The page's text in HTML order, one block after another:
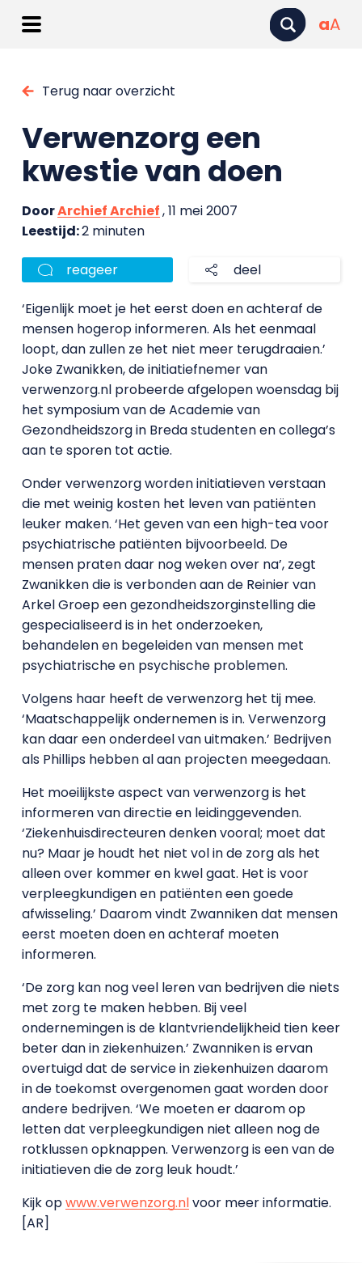
aA
Terug naar overzicht
Verwenzorg een
kwestie van doen
DoorArchief Archief, 11 mei 2007
Leestijd:2 minuten
reageer deel
‘Eigenlijk moet je het eerst doen en achteraf de
mensen hogerop informeren. Als het eenmaal
loopt, dan zullen ze het niet meer terugdraaien.’
Joke Zwanikken, de initiatiefnemer van
verwenzorg.nl probeerde afgelopen woensdag bij
het symposium van de Academie van
Gezondheidszorg in Breda studenten en collega’s
aan te sporen tot actie.
Onder verwenzorg worden initiatieven verstaan
die met weinig kosten het leven van patiënten
leuker maken. ‘Het geven van een high-tea voor
psychiatrische patiënten bijvoorbeeld. De
mensen praten daar nog weken over na’, zegt
Zwanikken die is verbonden aan de Reinier van
Arkel Groep een gezondheidszorginstelling die
gespecialiseerd is in het onderzoeken,
behandelen en begeleiden van mensen met
psychiatrische en psychische problemen.
Volgens haar heeft de verwenzorg het tij mee.
‘Maatschappelijk ondernemen is in. Verwenzorg
kan daar een onderdeel van uitmaken.’ Bedrijven
als Phillips hebben al aan projecten meegedaan.
Het moeilijkste aspect van verwenzorg is het
informeren van directie en leidinggevenden.
‘Ziekenhuisdirecteuren denken vooral; moet dat
nu? Maar je houdt het niet vol in de zorg als het
alleen over kommer en kwel gaat. Het is voor
verpleegkundigen en patiënten een goede
afwisseling.’ Daarom vindt Zwanniken dat mensen
eerst moeten doen en achteraf moeten
informeren.
‘De zorg kan nog veel leren van bedrijven die niets
met zorg te maken hebben. Bij veel
ondernemingen is de klantvriendelijkheid tien keer
beter dan in ziekenhuizen.’ Zwanniken is ervan
overtuigd dat de service in ziekenhuizen daarom
in de toekomst overgenomen gaat worden door
andere bedrijven. ‘We moeten er daarom op
letten dat verpleegkundigen niet alleen nog de
rotklussen opknappen. Verwenzorg is een van de
initiatieven die de zorg leuk houdt.’
Kijk opwww.verwenzorg.nlvoor meer informatie.
[AR]